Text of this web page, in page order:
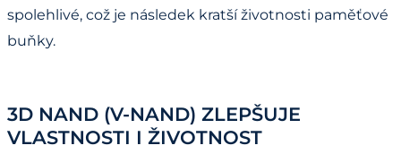
spolehlivé, což je následek kratší životnosti paměťové
buňky.
3D NAND (V-NAND) ZLEPŠUJE
VLASTNOSTI I ŽIVOTNOST